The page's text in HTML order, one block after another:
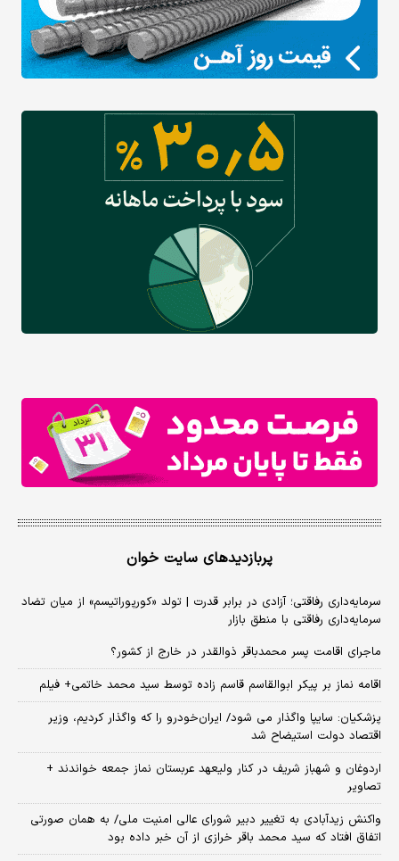
پربازدیدهای سایت خوان
سرمایه‌داری رفاقتی؛ آزادی در برابر قدرت | تولد «کورپوراتیسم» از میان تضاد
سرمایه‌داری رفاقتی با منطق بازار
ماجرای اقامت پسر محمدباقر ذوالقدر در خارج از کشور؟
اقامه نماز بر پیکر ابوالقاسم قاسم زاده توسط سید محمد خاتمی+ فیلم
پزشکیان: سایپا واگذار می شود/ ایران‌خودرو را که واگذار کردیم، وزیر
اقتصاد دولت استیضاح شد
اردوغان و شهباز شریف در کنار ولیعهد عربستان نماز جمعه خواندند +
تصاویر
واکنش زیدآبادی به تغییر دبیر شورای عالی امنیت ملی/ به همان صورتی
اتفاق افتاد که سید محمد باقر خرازی از آن خبر داده بود